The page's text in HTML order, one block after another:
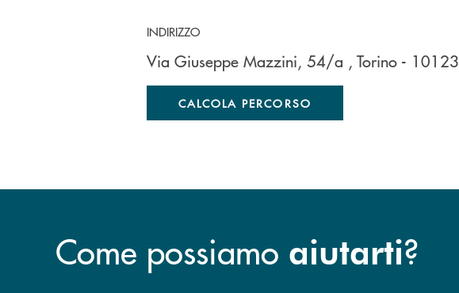
INDIRIZZO
Via Giuseppe Mazzini, 54/a , Torino - 10123
CALCOLA PERCORSO
Come possiamo aiutarti?